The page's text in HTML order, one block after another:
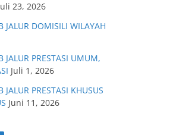
23, 2026
JALUR DOMISILI WILAYAH
PRESTASI UMUM,
Juli 1, 2026
PRESTASI KHUSUS
Juni 11, 2026